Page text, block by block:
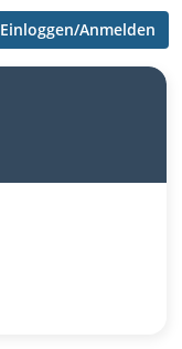
Einloggen/Anmelden